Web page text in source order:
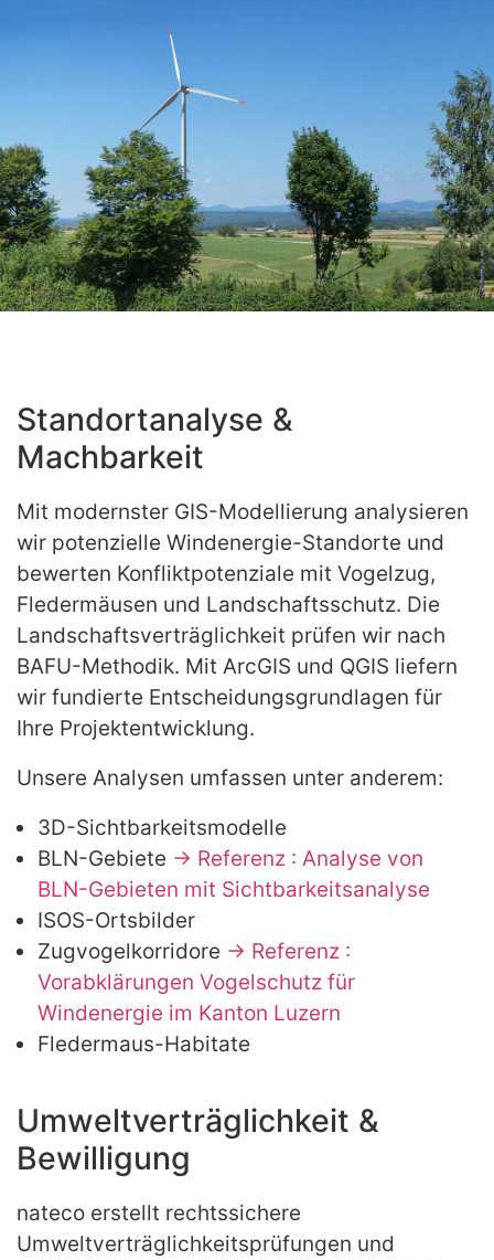
Standortanalyse &
Machbarkeit
Mit modernster GIS-Modellierung analysieren
wir potenzielle Windenergie-Standorte und
bewerten Konfliktpotenziale mit Vogelzug,
Fledermäusen und Landschaftsschutz. Die
Landschaftsverträglichkeit prüfen wir nach
BAFU-Methodik. Mit ArcGIS und QGIS liefern
wir fundierte Entscheidungsgrundlagen für
Ihre Projektentwicklung.
Unsere Analysen umfassen unter anderem:
3D-Sichtbarkeitsmodelle
BLN-Gebiete → Referenz : Analyse von
BLN-Gebieten mit Sichtbarkeitsanalyse
ISOS-Ortsbilder
Zugvogelkorridore → Referenz :
Vorabklärungen Vogelschutz für
Windenergie im Kanton Luzern
Fledermaus-Habitate
Umweltverträglichkeit &
Bewilligung
nateco erstellt rechtssichere
Umweltverträglichkeitsprüfungen und